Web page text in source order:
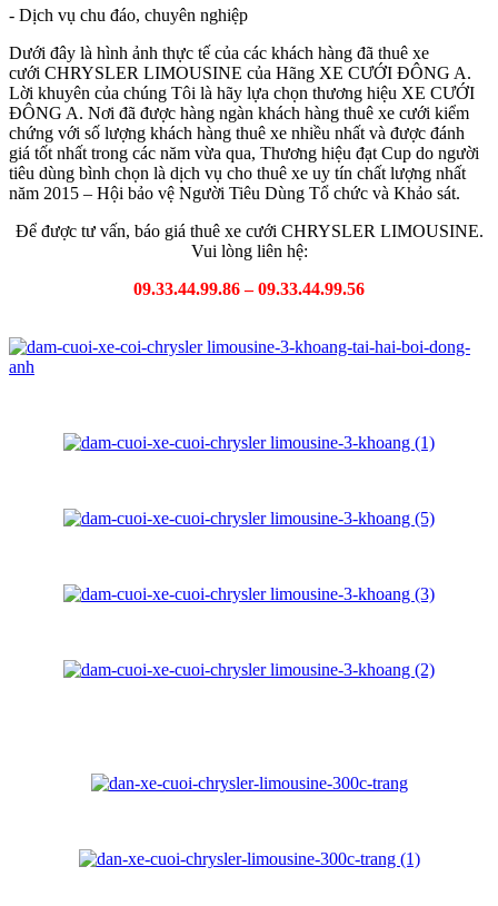
- Dịch vụ chu đáo, chuyên nghiệp
Dưới đây là hình ảnh thực tế của các khách hàng đã thuê xe
cưới CHRYSLER LIMOUSINE của Hãng XE CƯỚI ĐÔNG A.
Lời khuyên của chúng Tôi là hãy lựa chọn thương hiệu XE CƯỚI
ĐÔNG A. Nơi đã được hàng ngàn khách hàng thuê xe cưới kiểm
chứng với số lượng khách hàng thuê xe nhiều nhất và được đánh
giá tốt nhất trong các năm vừa qua, Thương hiệu đạt Cup do người
tiêu dùng bình chọn là dịch vụ cho thuê xe uy tín chất lượng nhất
năm 2015 – Hội bảo vệ Người Tiêu Dùng Tổ chức và Khảo sát.
Để được tư vấn, báo giá thuê xe cưới CHRYSLER LIMOUSINE.
Vui lòng liên hệ:
09.33.44.99.86 – 09.33.44.99.56